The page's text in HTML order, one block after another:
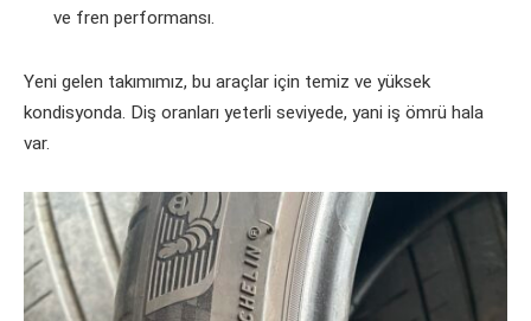
ve fren performansı.
Yeni gelen takımımız, bu araçlar için temiz ve yüksek
kondisyonda. Diş oranları yeterli seviyede, yani iş ömrü hala
var.